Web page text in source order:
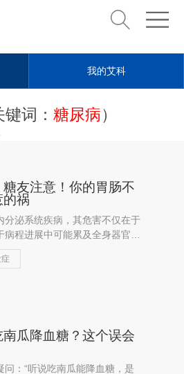
我的艾科
键词：糖尿病）
糖友注意！你的胃肠不
的祸
分泌系统疾病，其危害不仅在于
程进展中可能累及全身器官的
并发症是糖友群体中尤为常见
、胃、肠等整个消化道，以胃肠
南瓜降血糖？这个误会
：“听说吃南瓜能降血糖，是